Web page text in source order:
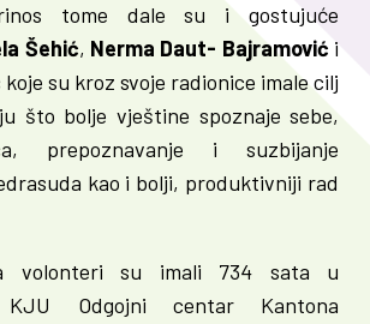
tome dale su i gostujuće
Šehić, Nerma Daut- Bajramović i
koje su kroz svoje radionice imale cilj
što bolje vještine spoznaje sebe,
prepoznavanje i suzbijanje
kao i bolji, produktivniji rad
volonteri su imali 734 sata u
KJU Odgojni centar Kantona